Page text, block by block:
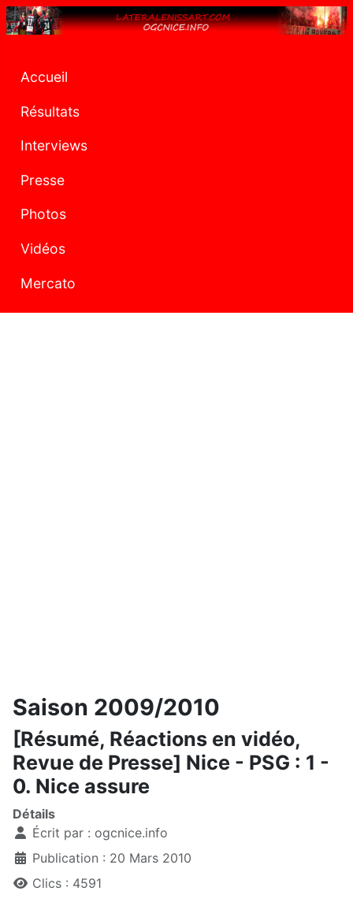
Accueil
Résultats
Interviews
Presse
Photos
Vidéos
Mercato
Saison 2009/2010
[Résumé, Réactions en vidéo,
Revue de Presse] Nice - PSG : 1 -
0. Nice assure
Détails
Écrit par : ogcnice.info
Publication : 20 Mars 2010
Clics : 4591